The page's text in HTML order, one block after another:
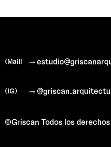
(Mail) →
(IG) →
©Griscan Todos los